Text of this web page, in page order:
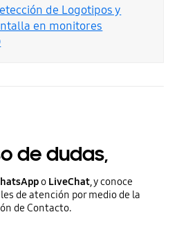
de Logotipos y
en monitores
de dudas,
o LiveChat, y conoce
de atención por medio de la
de Contacto.